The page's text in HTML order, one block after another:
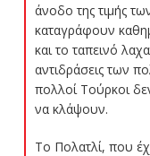
άνοδο της τιμής
καταγράφουν
και το ταπεινό
αντιδράσεις των
πολλοί Τούρκοι
να κλάψουν.
Το Πολατλί, που